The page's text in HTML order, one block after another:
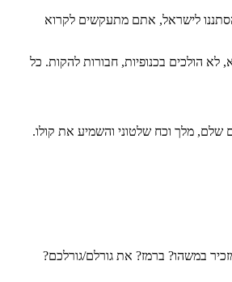
לישראל, אתם מתעקשים לקרוא
הולכים בכנופיות, חבורות להקות. כל
שלם, מלך וכח שלטוני והשמיע את קולו.
במשהו? ברמז? את גורלם/גורלכם?